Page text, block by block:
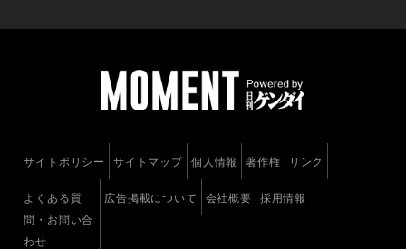
サイトポリシー サイトマップ 個人情報 著作権 リンク
よくある質
問・お問い合
わせ
広告掲載について 会社概要 採用情報